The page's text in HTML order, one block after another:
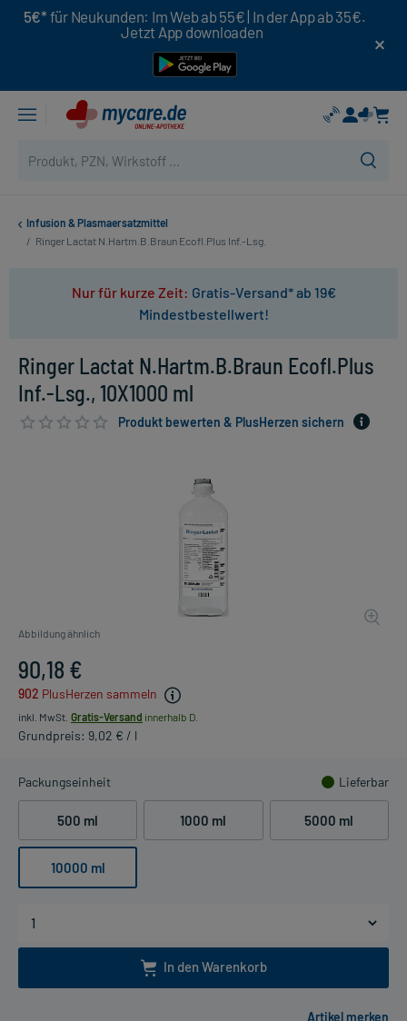
5€* für Neukunden: Im Web ab 55€ | In der App ab 35€.
Jetzt App downloaden
Infusion & Plasmaersatzmittel
/ Ringer Lactat N.Hartm.B.Braun Ecofl.Plus Inf.-Lsg.
Nur für kurze Zeit: Gratis-Versand* ab 19€
Mindestbestellwert!
Ringer Lactat N.Hartm.B.Braun Ecofl.Plus
Inf.-Lsg., 10X1000 ml
Produkt bewerten & PlusHerzen sichern
Abbildung ähnlich
90,18 €
902 PlusHerzen sammeln
inkl. MwSt. Gratis-Versand innerhalb D.
Grundpreis: 9,02 € / l
Packungseinheit Lieferbar
500 ml 1000 ml 5000 ml
10000 ml
In den Warenkorb